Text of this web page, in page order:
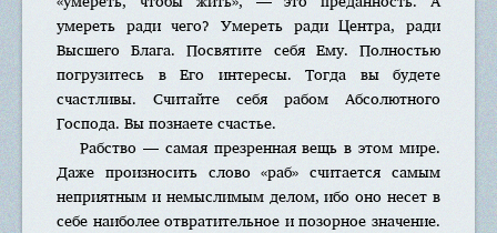
умереть ради чего? Умереть ради Центра, ради
Высшего Блага. Посвятите себя Ему. Полностью
погрузитесь в Его интересы. Тогда вы будете
счастливы. Считайте себя рабом Абсолютного
Господа. Вы познаете счастье.
Рабство — самая презренная вещь в этом мире.
Даже произносить слово «раб» считается самым
неприятным и немыслимым делом, ибо оно несет в
себе наиболее отвратительное и позорное значение.